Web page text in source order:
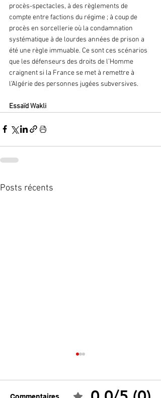
procès-spectacles, à des règlements de
compte entre factions du régime ; à coup de
procès en sorcellerie où la condamnation
systématique à de lourdes années de prison a
été une règle immuable. Ce sont ces scénarios
que les défenseurs des droits de l’Homme
craignent si la France se met à remettre à
l’Algérie des personnes jugées subversives.
Essaïd Wakli
Posts récents
Commentaires